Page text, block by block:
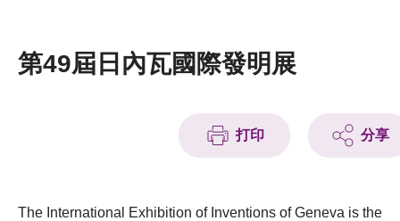
科技分享
第49屆日內瓦國際發明展
打印 分享
The International Exhibition of Inventions of Geneva is the